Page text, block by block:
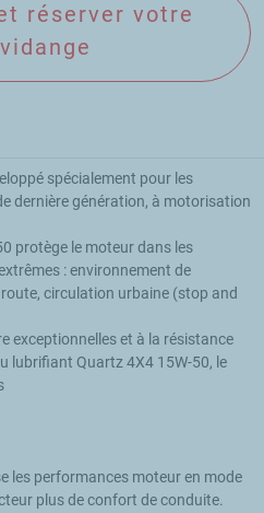
réserver votre
vidange
spécialement pour les
dernière génération, à motorisation
protège le moteur dans les
: environnement de
circulation urbaine (stop and
exceptionnelles et à la résistance
lubrifiant Quartz 4X4 15W-50, le
les performances moteur en mode
plus de confort de conduite.